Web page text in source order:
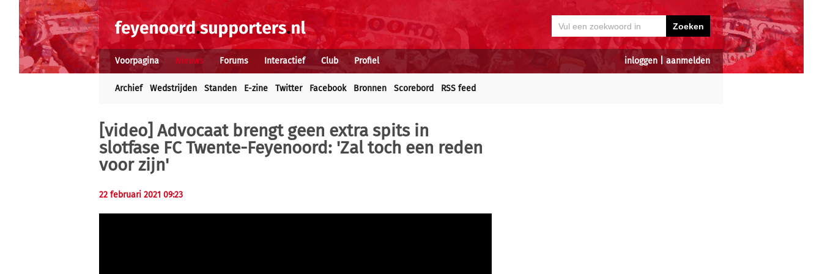
inloggen aanmelden
Voorpagina Nieuws Forums Interactief Club Profiel
Archief Wedstrijden Standen E-zine Twitter Facebook Bronnen Scorebord RSS feed
[video] Advocaat brengt geen extra spits in
slotfase FC Twente-Feyenoord: 'Zal toch een reden
voor zijn'
22 februari 2021 09:23